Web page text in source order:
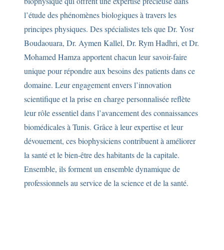
l’étude des phénomènes biologiques à travers les
principes physiques. Des spécialistes tels que Dr. Yosr
Boudaouara, Dr. Aymen Kallel, Dr. Rym Hadhri, et Dr.
Mohamed Hamza apportent chacun leur savoir-faire
unique pour répondre aux besoins des patients dans ce
domaine. Leur engagement envers l’innovation
scientifique et la prise en charge personnalisée reflète
leur rôle essentiel dans l’avancement des connaissances
biomédicales à Tunis. Grâce à leur expertise et leur
dévouement, ces biophysiciens contribuent à améliorer
la santé et le bien-être des habitants de la capitale.
Ensemble, ils forment un ensemble dynamique de
professionnels au service de la science et de la santé.